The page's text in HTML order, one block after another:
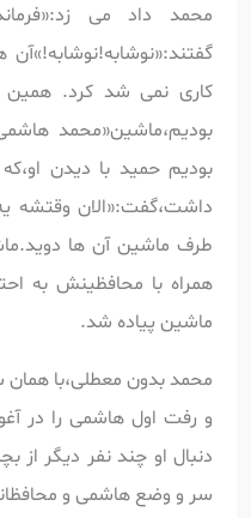
محمد داد می
کاری نمی شد کرد. همین
بودیم،ماشین«محمد
بودیم حمید با دیدن
داشت،گفت:«الان وقتشه
طرف ماشین آن ها
همراه با محافظینش به
ماشین پیاده شد.
محمد بدون معطلی،با
و رفت اول هاشمی را در
دنبال او چند نفر دیگر از
سر و وضع هاشمی و